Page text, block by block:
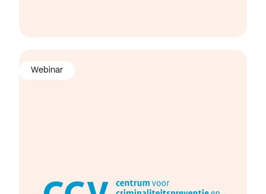
Webinar